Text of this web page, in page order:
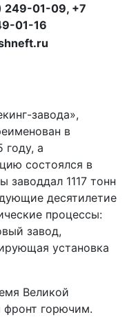
249-01-09, +7
01-16
завода»,
в
году, а
состоялся в
заводдал 1117 тонн
десятилетие
процессы:
завод,
установка
Великой
фронт горючим.